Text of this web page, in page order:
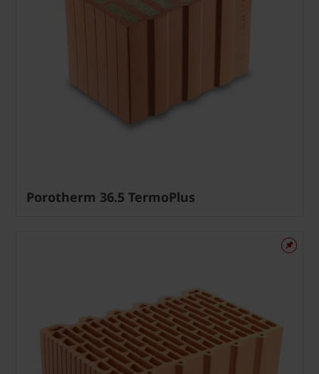
Porotherm 36.5 TermoPlus